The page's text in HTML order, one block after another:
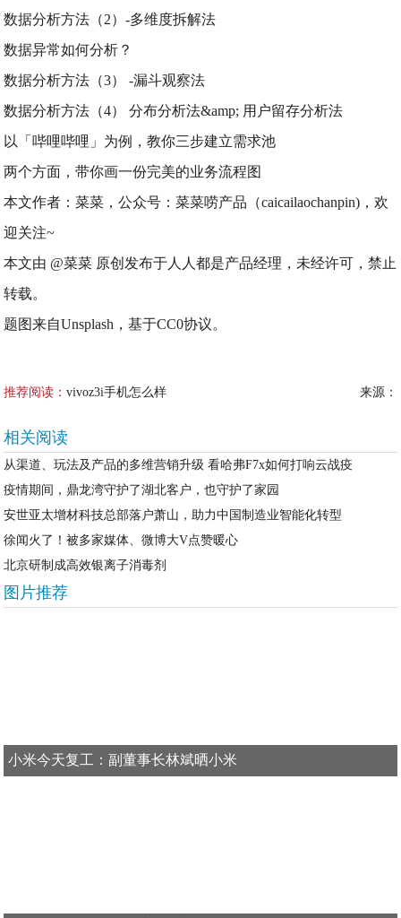
数据分析方法（2）-多维度拆解法
数据异常如何分析？
数据分析方法（3） -漏斗观察法
数据分析方法（4） 分布分析法&amp; 用户留存分析法
以「哔哩哔哩」为例，教你三步建立需求池
两个方面，带你画一份完美的业务流程图
本文作者：菜菜，公众号：菜菜唠产品（caicailaochanpin)，欢
迎关注~
本文由 @菜菜 原创发布于人人都是产品经理，未经许可，禁止
转载。
题图来自Unsplash，基于CC0协议。
推荐阅读：vivoz3i手机怎么样 来源：
相关阅读
从渠道、玩法及产品的多维营销升级 看哈弗F7x如何打响云战疫
疫情期间，鼎龙湾守护了湖北客户，也守护了家园
安世亚太增材科技总部落户萧山，助力中国制造业智能化转型
徐闻火了！被多家媒体、微博大V点赞暖心
北京研制成高效银离子消毒剂
图片推荐
小米今天复工：副董事长林斌晒小米